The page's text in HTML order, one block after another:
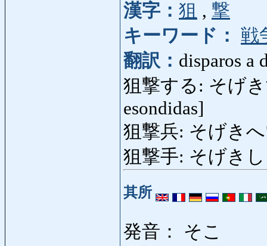
漢字： 狙 , 撃
キーワード： 戦
翻訳： disparos a
狙撃する: そげき
esondidas]
狙撃兵: そげき
狙撃手: そげき
其所
発音： そこ